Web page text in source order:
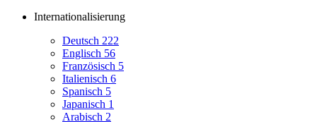
Internationalisierung
Deutsch 222
Englisch 56
Französisch 5
Italienisch 6
Spanisch 5
Japanisch 1
Arabisch 2